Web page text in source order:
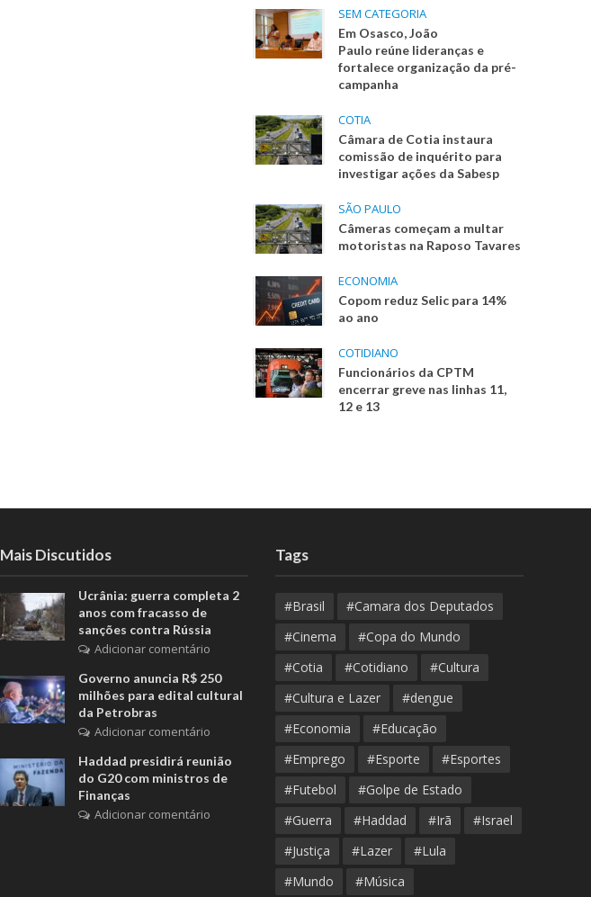
SEM CATEGORIA
Em Osasco, João
Paulo reúne lideranças e
fortalece organização da pré-
campanha
COTIA
Câmara de Cotia instaura
comissão de inquérito para
investigar ações da Sabesp
SÃO PAULO
Câmeras começam a multar
motoristas na Raposo Tavares
ECONOMIA
Copom reduz Selic para 14%
ao ano
COTIDIANO
Funcionários da CPTM
encerrar greve nas linhas 11,
12 e 13
Mais Discutidos
Ucrânia: guerra completa 2
anos com fracasso de
sanções contra Rússia
Adicionar comentário
Governo anuncia R$ 250
milhões para edital cultural
da Petrobras
Adicionar comentário
Haddad presidirá reunião
do G20 com ministros de
Finanças
Adicionar comentário
Tags
#Brasil
#Camara dos Deputados
#Cinema
#Copa do Mundo
#Cotia
#Cotidiano
#Cultura
#Cultura e Lazer
#dengue
#Economia
#Educação
#Emprego
#Esporte
#Esportes
#Futebol
#Golpe de Estado
#Guerra
#Haddad #Irã
#Israel
#Justiça
#Lazer
#Lula
#Mundo
#Música